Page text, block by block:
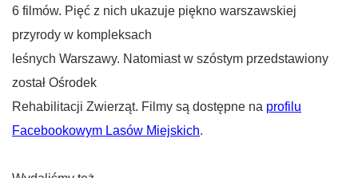
6 filmów. Pięć z nich ukazuje piękno warszawskiej
przyrody w kompleksach
leśnych Warszawy. Natomiast w szóstym przedstawiony
został Ośrodek
Rehabilitacji Zwierząt. Filmy są dostępne na profilu
Facebookowym Lasów Miejskich.